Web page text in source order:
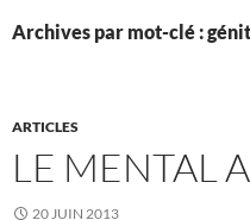
Archives par mot-clé :
ARTICLES
LE MENTAL
20 JUIN 2013